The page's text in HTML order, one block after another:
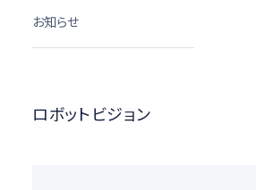
お知らせ
ロボットビジョン